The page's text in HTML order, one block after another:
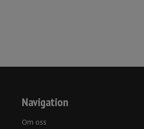
Navigation
Om oss